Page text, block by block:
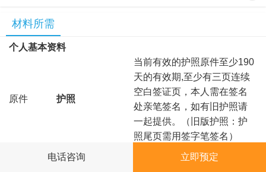
材料所需
个人基本资料
原件 护照
当前有效的护照原件至少190
天的有效期,至少有三页连续
空白签证页，本人需在签名
处亲笔签名，如有旧护照请
一起提供。（旧版护照：护
照尾页需用签字笔签名）
2张近6个月内拍摄的
电话咨询 立即预定
首页 热线电话